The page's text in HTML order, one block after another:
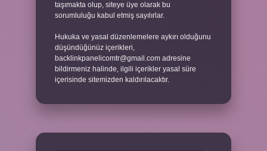
taşımakta olup, siteye üye olarak bu
sorumluluğu kabul etmiş sayılırlar.
Hukuka ve yasal düzenlemelere aykırı olduğunu
düşündüğünüz içerikleri,
backlinkpanelicomtr@gmail.com adresine
bildirmeniz halinde, ilgili içerikler yasal süre
içerisinde sitemizden kaldırılacaktır.